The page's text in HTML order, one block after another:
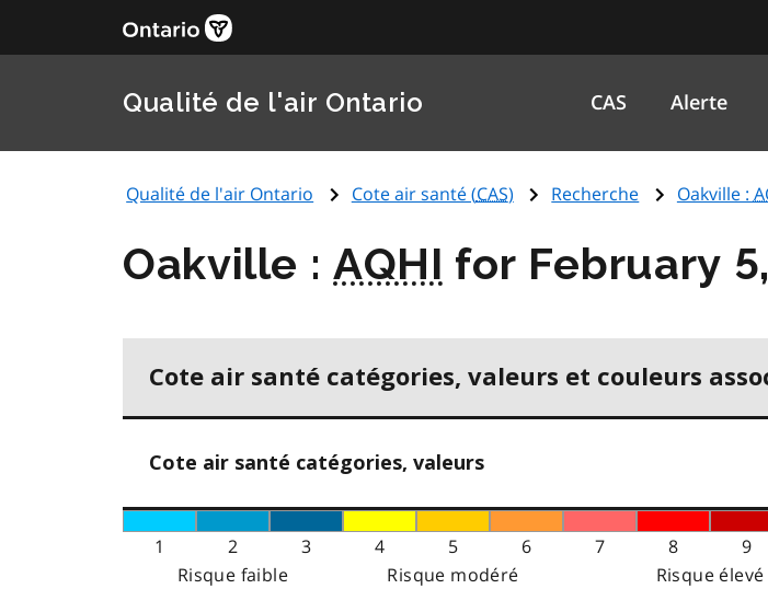
Qualité de l'air Ontario CAS Alerte
Qualité de l'air Ontario Cote air santé (CAS) Recherche Oakville :
Oakville :AQHI for February
Cote air santé catégories, valeurs et couleurs
Cote air santé catégories, valeurs
1 2 3 4 5 6 7 8 9
Risque faible
Risque modéré
Risque élevé